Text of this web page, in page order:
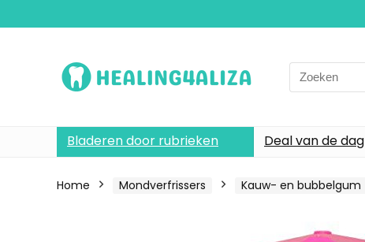
Search
for:
Bladeren door rubrieken Deal van de dag
Home Mondverfrissers Kauw- en bubbelgum